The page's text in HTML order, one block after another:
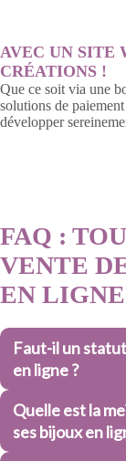
AVEC UN SITE
CRÉATIONS !
Que ce soit via une
solutions de
développer
FAQ :
VENTE
EN LIGNE
Faut-il un
en ligne ?
Quelle est la
ses bijoux en